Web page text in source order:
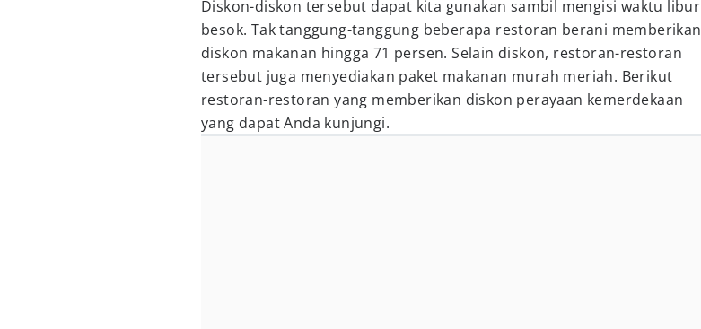
Diskon-diskon tersebut dapat kita gunakan sambil mengisi waktu libur
besok. Tak tanggung-tanggung beberapa restoran berani memberikan
diskon makanan hingga 71 persen. Selain diskon, restoran-restoran
tersebut juga menyediakan paket makanan murah meriah. Berikut
restoran-restoran yang memberikan diskon perayaan kemerdekaan
yang dapat Anda kunjungi.